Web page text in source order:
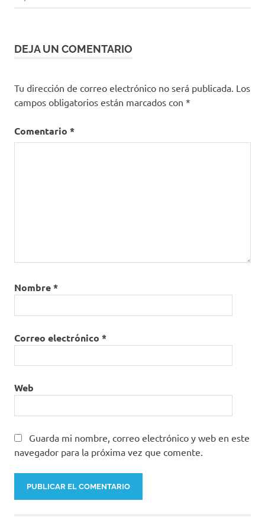
DEJA UN COMENTARIO
Tu dirección de correo electrónico no será publicada. Los
campos obligatorios están marcados con *
Comentario *
Nombre*
Correo electrónico *
Web
Guarda mi nombre, correo electrónico y web en este
navegador para la próxima vez que comente.